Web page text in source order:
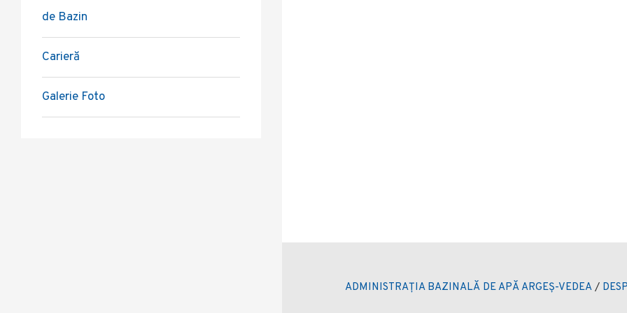
ADMINISTRAȚIA BAZINALĂ DE APĂ ARGEȘ-VEDEA /
de Bazin
Carieră
Galerie Foto